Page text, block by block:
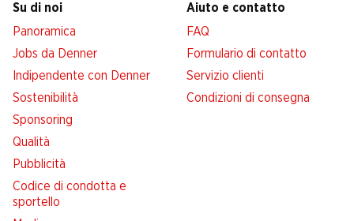
Su di noi
Panoramica
Jobs da Denner
Indipendente con Denner
Sostenibilità
Sponsoring
Qualità
Pubblicità
Codice di condotta e
sportello
Aiuto e contatto
FAQ
Formulario di contatto
Servizio clienti
Condizioni di consegna